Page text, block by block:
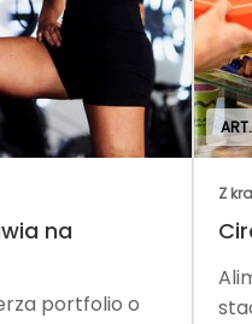
na
portfolio o
Z